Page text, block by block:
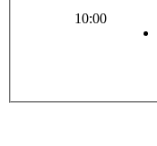
10:00